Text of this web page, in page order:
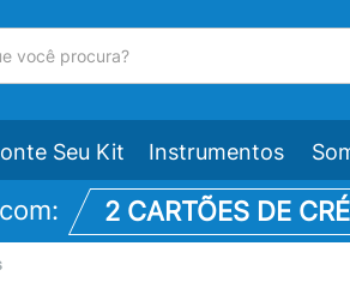
Seu Kit Instrumentos
2 CARTÕES DE